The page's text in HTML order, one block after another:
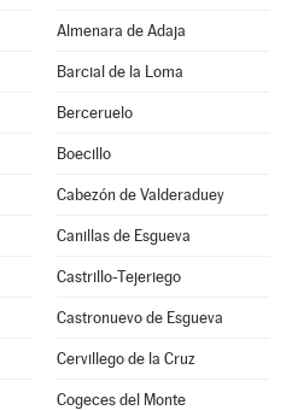
Almenara de Adaja
Barcial de la Loma
Berceruelo
Boecillo
Cabezón de Valderaduey
Canillas de Esgueva
Castrillo-Tejeriego
Castronuevo de Esgueva
Cervillego de la Cruz
Cogeces del Monte